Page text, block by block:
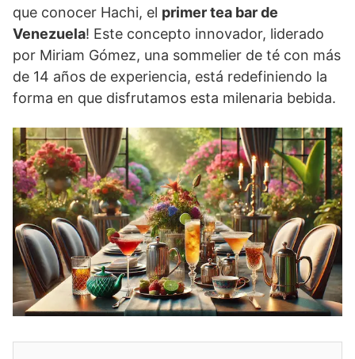
que conocer Hachi, el primer tea bar de
Venezuela! Este concepto innovador, liderado
por Miriam Gómez, una sommelier de té con más
de 14 años de experiencia, está redefiniendo la
forma en que disfrutamos esta milenaria bebida.